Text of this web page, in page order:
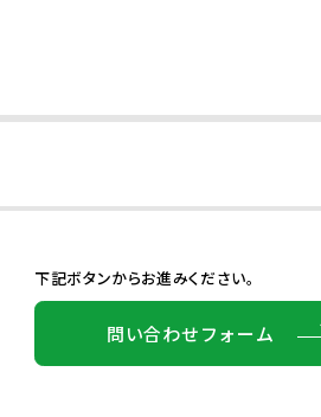
下記ボタンからお進みください。
問い合わせフォーム